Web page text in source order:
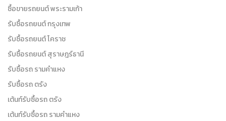
ซื้อขายรถยนต์ พระรามเก้า
รับซื้อรถยนต์ กรุงเทพ
รับซื้อรถยนต์ โคราช
รับซื้อรถยนต์ สุราษฎร์ธานี
รับซื้อรถ รามคำแหง
รับซื้อรถ ตรัง
เต้นท์รับซื้อรถ ตรัง
เต้นท์รับซื้อรถ รามคำแหง